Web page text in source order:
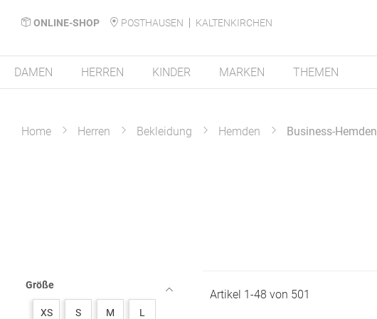
ONLINE-SHOP POSTHAUSEN
KALTENKIRCHEN
DAMEN HERREN KINDER MARKEN THEMEN
Home Herren Bekleidung Hemden Business-Hemden
Größe
XS S M L
Artikel 1-48 von 501